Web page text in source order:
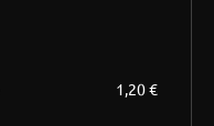
1,20 €